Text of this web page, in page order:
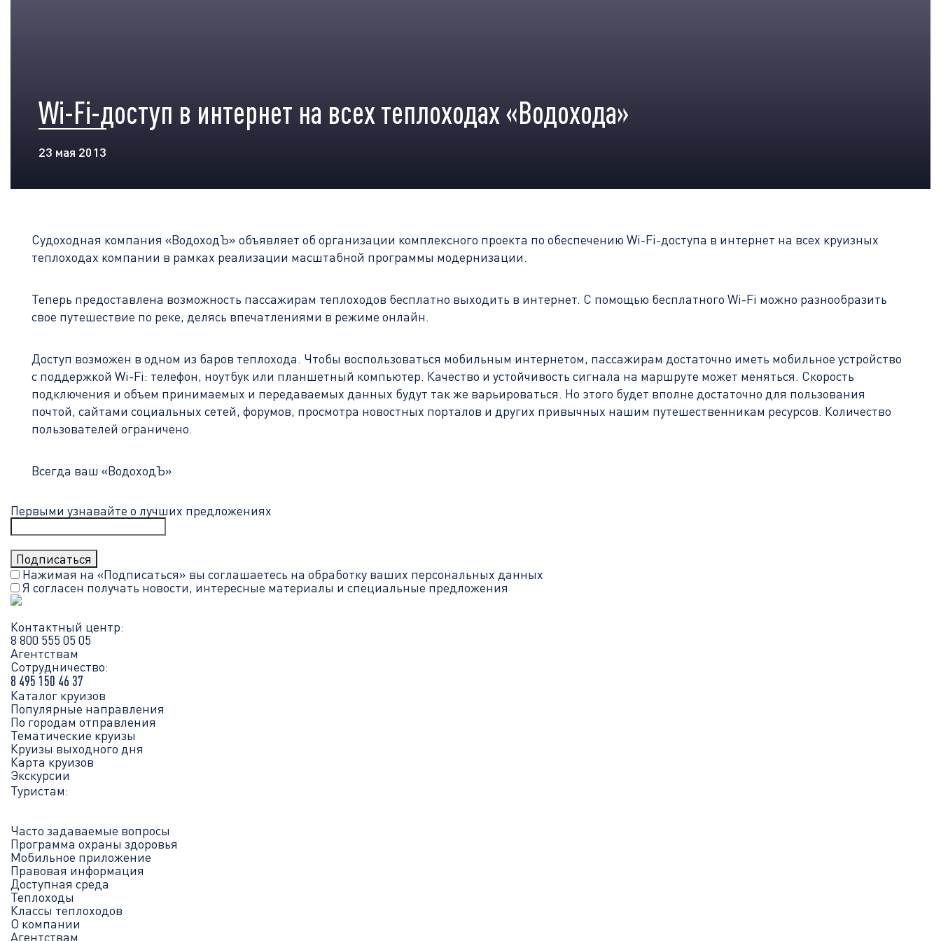
Wi-Fi-доступ в интернет на всех теплоходах «Водохода»
23 мая 2013
Судоходная компания «ВодоходЪ» объявляет об организации комплексного проекта по обеспечению Wi-Fi-доступа в интернет на всех круизных
теплоходах компании в рамках реализации масштабной программы модернизации.
Теперь предоставлена возможность пассажирам теплоходов бесплатно выходить в интернет. С помощью бесплатного Wi-Fi можно разнообразить
свое путешествие по реке, делясь впечатлениями в режиме онлайн.
Доступ возможен в одном из баров теплохода. Чтобы воспользоваться мобильным интернетом, пассажирам достаточно иметь мобильное устройство
с поддержкой Wi-Fi: телефон, ноутбук или планшетный компьютер. Качество и устойчивость сигнала на маршруте может меняться. Скорость
подключения и объем принимаемых и передаваемых данных будут так же варьироваться. Но этого будет вполне достаточно для пользования
почтой, сайтами социальных сетей, форумов, просмотра новостных порталов и других привычных нашим путешественникам ресурсов. Количество
пользователей ограничено.
Всегда ваш «ВодоходЪ»
Первыми узнавайте о лучших предложениях
Нажимая на «Подписаться» вы соглашаетесь на обработку ваших персональных данных
Я согласен получать новости, интересные материалы и специальные предложения
Контактный центр:
8 800 555 05 05
Агентствам
Сотрудничество:
8 495 150 46 37
Каталог круизов
Популярные направления
По городам отправления
Тематические круизы
Круизы выходного дня
Карта круизов
Экскурсии
Туристам:
Часто задаваемые вопросы
Программа охраны здоровья
Мобильное приложение
Правовая информация
Доступная среда
Теплоходы
Классы теплоходов
О компании
Агентствам